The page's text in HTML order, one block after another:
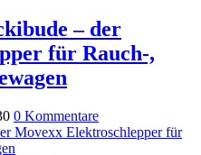
– der
für Rauch-,
0 Kommentare